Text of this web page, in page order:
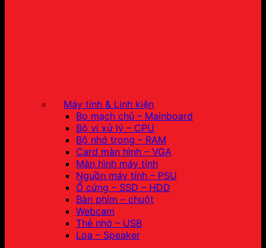
Máy tính & Linh kiện
Bo mạch chủ – Mainboard
Bộ vi xử lý – CPU
Bộ nhớ trong – RAM
Card màn hình – VGA
Màn hình máy tính
Nguồn máy tính – PSU
Ổ cứng – SSD – HDD
Bàn phím – chuột
Webcam
Thẻ nhớ – USB
Loa – Speaker